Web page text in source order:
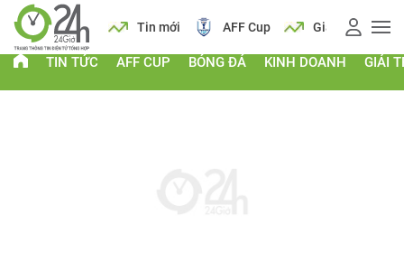
Lịch Tin mới AFF Cup Giá vàng
TIN TỨC AFF CUP BÓNG ĐÁ KINH DOANH GIẢI